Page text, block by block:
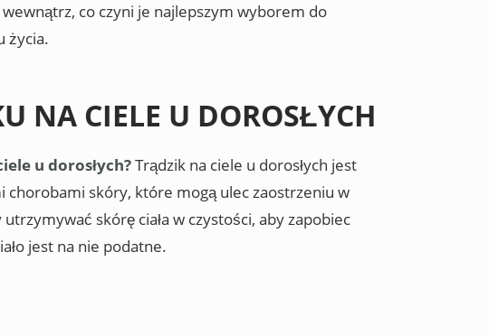
co czyni je najlepszym wyborem do
życia.
NA CIELE U DOROSŁYCH
u dorosłych?Trądzik na ciele u dorosłych jest
skóry, które mogą ulec zaostrzeniu w
skórę ciała w czystości, aby zapobiec
jest na nie podatne.